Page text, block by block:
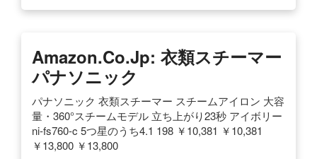
Amazon.co.jp: 衣類スチーマー
パナソニック
パナソニック 衣類スチーマー スチームアイロン 大容
量・360°スチームモデル 立ち上がり23秒 アイボリー
ni-fs760-c 5つ星のうち4.1 198 ￥10,381 ￥10,381
￥13,800 ￥13,800